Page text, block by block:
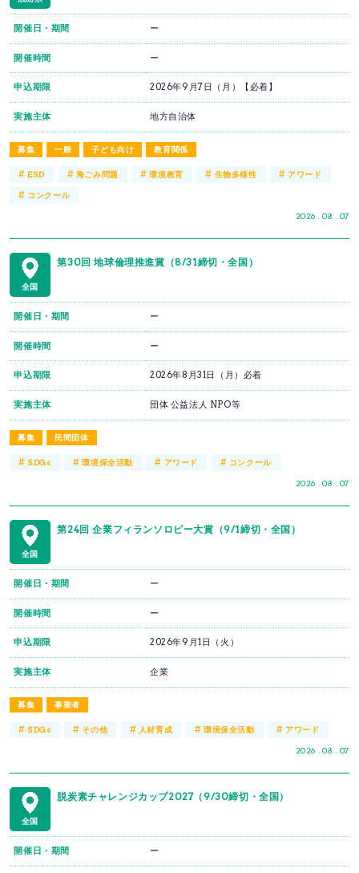
募集 一般 子ども向け 教育関係
2026 . 08 . 07
開催日・期間 ー
開催時間 ー
申込期限 2026年9月7日（月）【必着】
実施主体 地方自治体
#ESD # 海ごみ問題 #環境教育 # 生物多様性 # アワード
# コンクール
全国
第30回 地球倫理推進賞（8/31締切・全国）
募集 民間団体
2026 . 08 . 07
開催日・期間 ー
開催時間 ー
申込期限 2026年8月31日（月）必着
実施主体 団体 公益法人 NPO等
#SDGs #環境保全活動 # アワード # コンクール
全国
第24回 企業フィランソロピー大賞（9/1締切・全国）
募集 事業者
2026 . 08 . 07
開催日・期間 ー
開催時間 ー
申込期限 2026年9月1日（火）
実施主体 企業
#SDGs #その他 # 人材育成 # 環境保全活動 # アワード
全国
脱炭素チャレンジカップ2027（9/30締切・全国）
開催日・期間 ー